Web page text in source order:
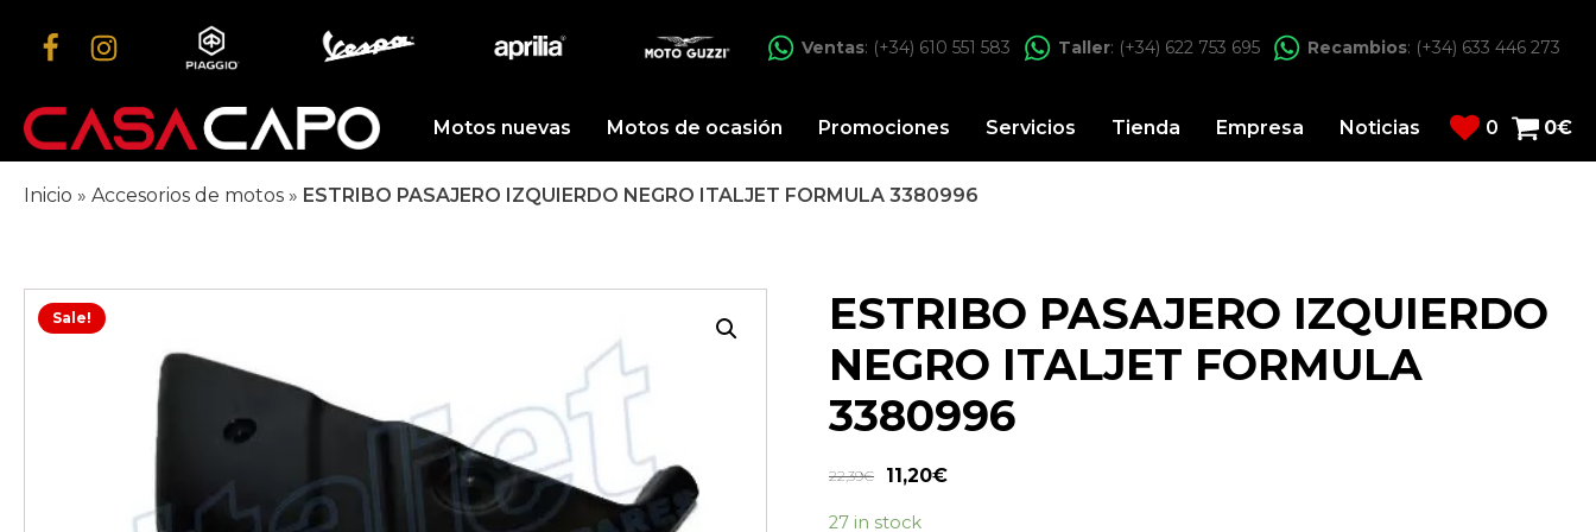
Ventas: (+34) 610 551 583 Taller: (+34) 622 753 695 Recambios: (+34) 633 446 273
Motos nuevas Motos de ocasión Promociones Servicios Tienda Empresa Noticias 0 0€
Inicio » Accesorios de motos » ESTRIBO PASAJERO IZQUIERDO NEGRO ITALJET FORMULA 3380996
Sale!
ESTRIBO PASAJERO IZQUIERDO
NEGRO ITALJET FORMULA
3380996
22,39€ 11,20€
27 in stock